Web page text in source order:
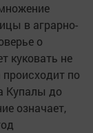
в аграрно-
о
куковать не
по
Купалы до
означает,